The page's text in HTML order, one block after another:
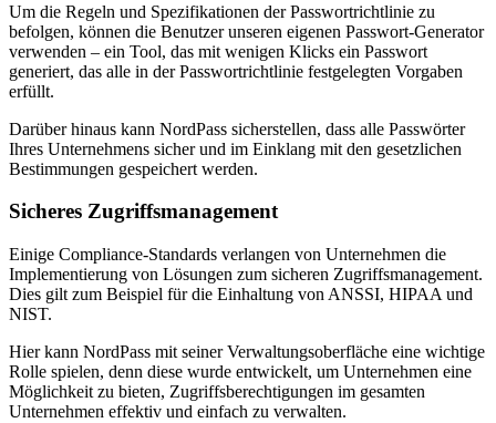
Um die Regeln und Spezifikationen der Passwortrichtlinie zu
befolgen, können die Benutzer unseren eigenen Passwort-Generator
verwenden – ein Tool, das mit wenigen Klicks ein Passwort
generiert, das alle in der Passwortrichtlinie festgelegten Vorgaben
erfüllt.
Darüber hinaus kann NordPass sicherstellen, dass alle Passwörter
Ihres Unternehmens sicher und im Einklang mit den gesetzlichen
Bestimmungen gespeichert werden.
Sicheres Zugriffsmanagement
Einige Compliance-Standards verlangen von Unternehmen die
Implementierung von Lösungen zum sicheren Zugriffsmanagement.
Dies gilt zum Beispiel für die Einhaltung von ANSSI, HIPAA und
NIST.
Hier kann NordPass mit seiner Verwaltungsoberfläche eine wichtige
Rolle spielen, denn diese wurde entwickelt, um Unternehmen eine
Möglichkeit zu bieten, Zugriffsberechtigungen im gesamten
Unternehmen effektiv und einfach zu verwalten.